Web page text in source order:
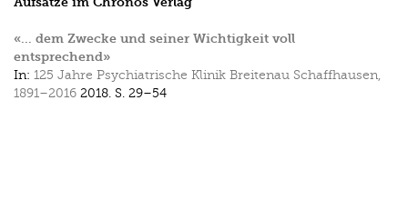
«… dem Zwecke und seiner Wichtigkeit voll
entsprechend»
In: 125 Jahre Psychiatrische Klinik Breitenau Schaffhausen,
1891–2016 2018. S. 29–54